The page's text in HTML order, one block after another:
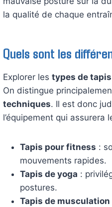
la qualité de chaque
Quels sont les
Explorer les types de
On distingue
techniques. Il est donc
l’équipement qui
Tapis pour fitness :
mouvements rapides.
Tapis de yoga :
postures.
Tapis de musculation